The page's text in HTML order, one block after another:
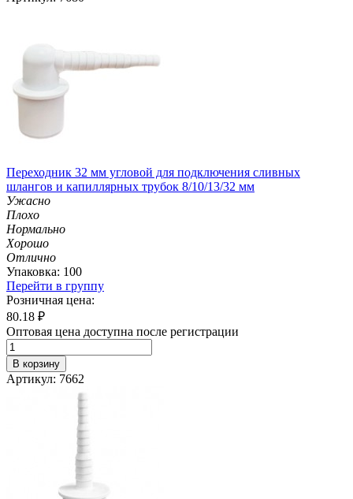
Переходник 32 мм угловой для подключения сливных
шлангов и капиллярных трубок 8/10/13/32 мм
Ужасно
Плохо
Нормально
Хорошо
Отлично
Упаковка: 100
Перейти в группу
Розничная цена:
80.18 ₽
Оптовая цена доступна после регистрации
В корзину
Артикул: 7662